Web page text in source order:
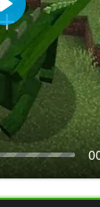
Воспроизвести